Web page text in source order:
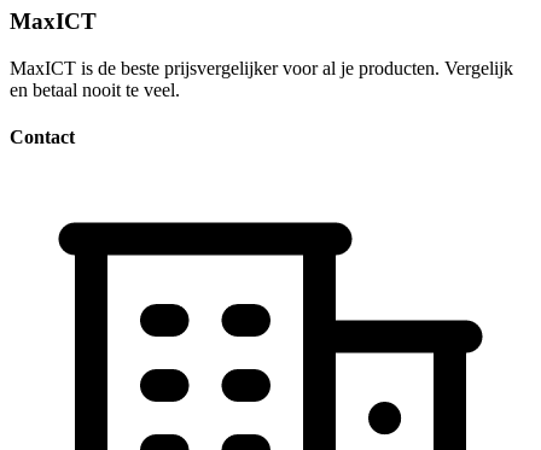
MaxICT
MaxICT is de beste prijsvergelijker voor al je producten. Vergelijk
en betaal nooit te veel.
Contact